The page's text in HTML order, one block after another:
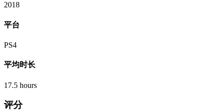
2018
平台
PS4
平均时长
17.5 hours
评分